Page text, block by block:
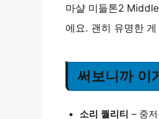
마샬 미들톤2
에요. 괜히 유명한
써보니까 이
소리 퀄리티 – 중